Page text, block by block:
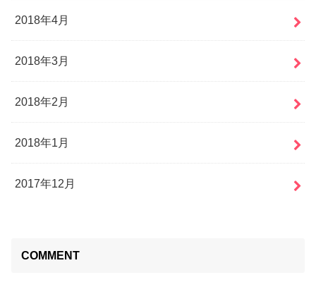
2018年4月
2018年3月
2018年2月
2018年1月
2017年12月
COMMENT